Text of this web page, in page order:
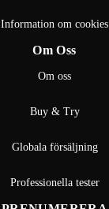
Information om cookies
Om Oss
Om oss
Buy & Try
Globala försäljning
Professionella tester